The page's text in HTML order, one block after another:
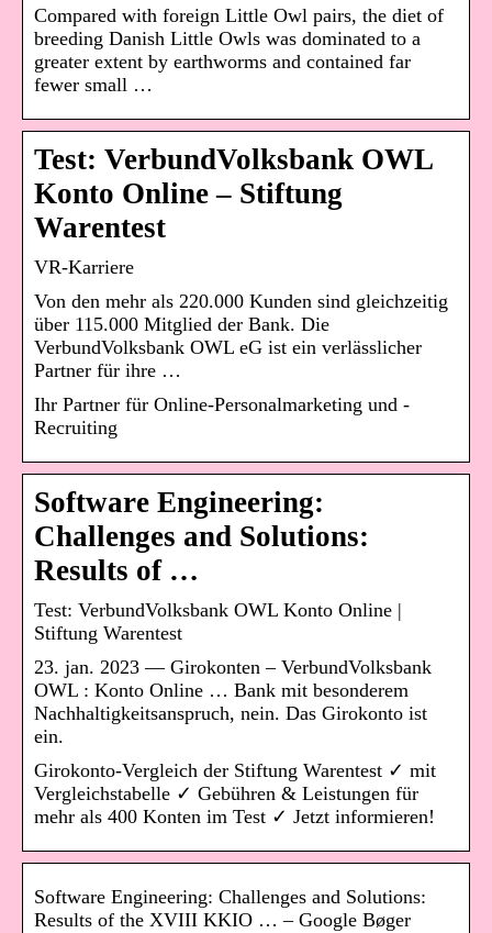
Compared with foreign Little Owl pairs, the diet of
breeding Danish Little Owls was dominated to a
greater extent by earthworms and contained far
fewer small …
Test: VerbundVolksbank OWL
Konto Online – Stiftung
Warentest
VR-Karriere
Von den mehr als 220.000 Kunden sind gleichzeitig
über 115.000 Mitglied der Bank. Die
VerbundVolksbank OWL eG ist ein verlässlicher
Partner für ihre …
Ihr Partner für Online-Personalmarketing und -
Recruiting
Software Engineering:
Challenges and Solutions:
Results of …
Test: VerbundVolksbank OWL Konto Online |
Stiftung Warentest
23. jan. 2023 — Girokonten – VerbundVolksbank
OWL : Konto Online … Bank mit besonderem
Nachhaltigkeitsanspruch, nein. Das Girokonto ist
ein.
Girokonto-Vergleich der Stiftung Warentest ✓ mit
Vergleichstabelle ✓ Gebühren & Leistungen für
mehr als 400 Konten im Test ✓ Jetzt informieren!
Software Engineering: Challenges and Solutions:
Results of the XVIII KKIO … – Google Bøger